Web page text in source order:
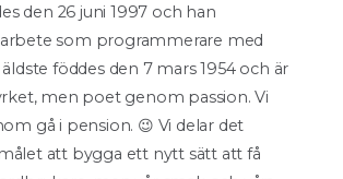
den 26 juni 1997 och han
som programmerare med
föddes den 7 mars 1954 och är
men poet genom passion. Vi
gå i pension. 😉 Vi delar det
att bygga ett nytt sätt att få